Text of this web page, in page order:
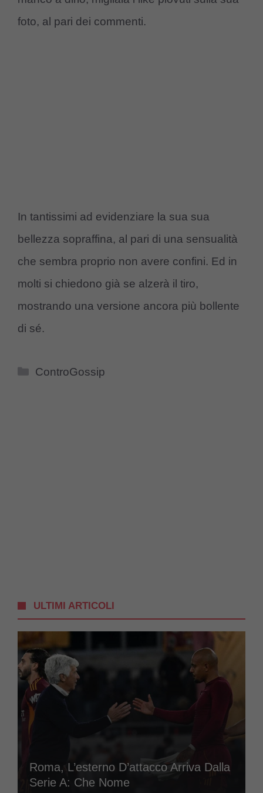
foto, al pari dei commenti.
In tantissimi ad evidenziare la sua sua
bellezza sopraffina, al pari di una sensualità
che sembra proprio non avere confini. Ed in
molti si chiedono già se alzerà il tiro,
mostrando una versione ancora più bollente
di sé.
Categorie
ControGossip
ULTIMI ARTICOLI
Roma, L’esterno D’attacco Arriva Dalla
Serie A: Che Nome